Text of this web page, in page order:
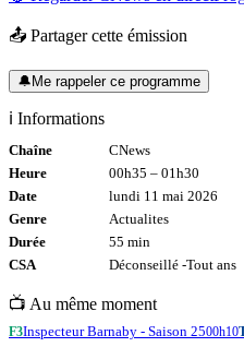
📤 Partager cette émission
🔔Me rappeler ce programme
ℹ️ Informations
Chaîne
CNews
Heure
00h35 – 01h30
Date
lundi 11 mai 2026
Genre
Actualites
Durée
55 min
CSA
Déconseillé -Tout ans
📺 Au même moment
F3Inspecteur Barnaby - Saison 2500h10